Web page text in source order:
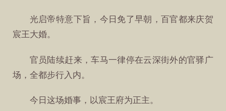
光启帝特意下旨，今日免了早朝，百官都来庆贺
宸王大婚。
官员陆续赶来，车马一律停在云深街外的官驿广
场，全都步行入内。
今日这场婚事，以宸王府为正主。